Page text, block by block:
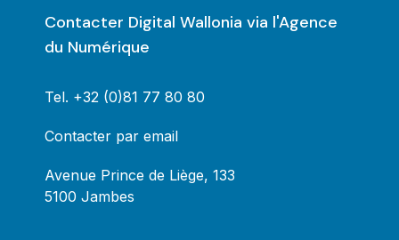
Contacter Digital Wallonia via l'Agence
du Numérique
Tel. +32 (0)81 77 80 80
Contacter par email
Avenue Prince de Liège, 133
5100 Jambes